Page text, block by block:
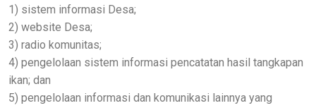
1) sistem informasi Desa;
2) website Desa;
3) radio komunitas;
4) pengelolaan sistem informasi pencatatan hasil tangkapan
ikan; dan
5) pengelolaan informasi dan komunikasi lainnya yang